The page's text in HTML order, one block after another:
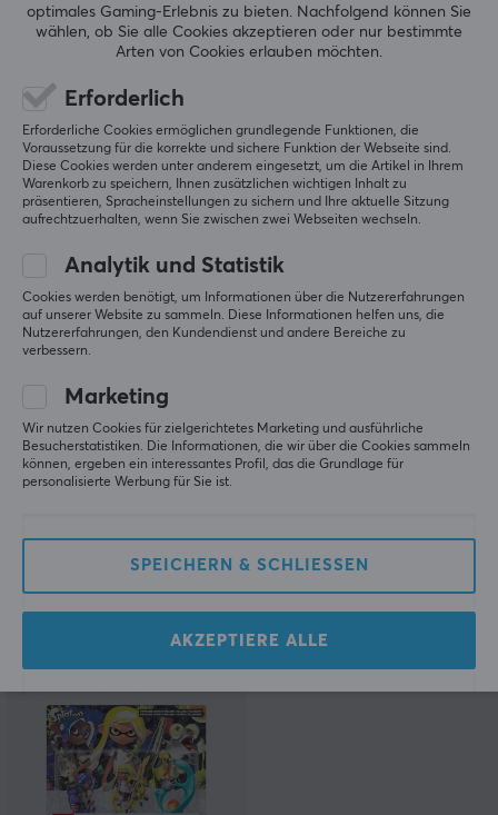
Legend of Zelda
Collection
(1)
21.49 €
Nintendo
(0)
21.49 €
Nintendo
amiibo Super Smash
(0)
Nintendo
16.90 €
optimales Gaming-Erlebnis zu bieten.
Nachfolgend können Sie
wählen, ob Sie alle Cookies akzeptieren oder nur bestimmte
Arten von Cookies erlauben möchten.
Erforderlich
Erforderliche Cookies ermöglichen grundlegende Funktionen, die
Voraussetzung für die korrekte und sichere Funktion der Webseite sind.
Diese Cookies werden unter anderem eingesetzt, um die Artikel in Ihrem
Warenkorb zu speichern, Ihnen zusätzlichen wichtigen Inhalt zu
präsentieren, Spracheinstellungen zu sichern und Ihre aktuelle Sitzung
aufrechtzuerhalten, wenn Sie zwischen zwei Webseiten wechseln.
Analytik und Statistik
Cookies werden benötigt, um Informationen über die Nutzererfahrungen
auf unserer Website zu sammeln. Diese Informationen helfen uns, die
Nutzererfahrungen, den Kundendienst und andere Bereiche zu
verbessern.
Marketing
Wir nutzen Cookies für zielgerichtetes Marketing und ausführliche
Besucherstatistiken. Die Informationen, die wir über die Cookies sammeln
können, ergeben ein interessantes Profil, das die Grundlage für
personalisierte Werbung für Sie ist.
SPEICHERN & SCHLIESSEN
AKZEPTIERE ALLE